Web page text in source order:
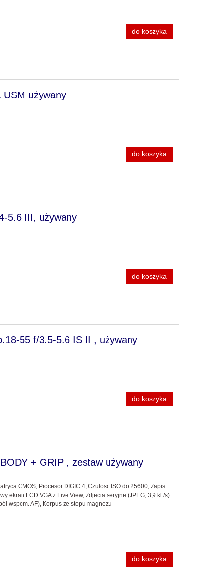
do koszyka
USM używany
do koszyka
5.6 III, używany
do koszyka
55 f/3.5-5.6 IS II , używany
do koszyka
+ GRIP , zestaw używany
CMOS, Procesor DIGIC 4, Czulosc ISO do 25600, Zapis
ekran LCD VGA z Live View, Zdjecia seryjne (JPEG, 3,9 kl./s)
wspom. AF), Korpus ze stopu magnezu
do koszyka